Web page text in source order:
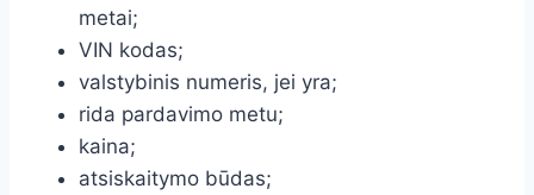
metai;
VIN kodas;
valstybinis numeris, jei yra;
rida pardavimo metu;
kaina;
atsiskaitymo būdas;